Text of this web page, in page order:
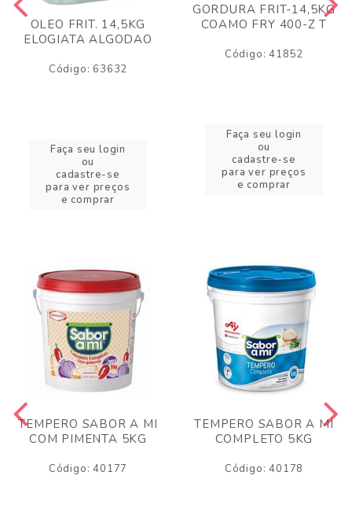
OLEO FRIT. 14,5KG
ELOGIATA ALGODAO
Código: 63632
Faça seu login
ou
cadastre-se
para ver preços
e comprar
GORDURA FRIT-14,5KG
COAMO FRY 400-Z T
Código: 41852
Faça seu login
ou
cadastre-se
para ver preços
e comprar
TEMPERO SABOR A MI
COM PIMENTA 5KG
Código: 40177
TEMPERO SABOR A MI
COMPLETO 5KG
Código: 40178